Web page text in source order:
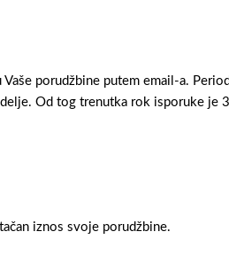
porudžbine putem email-a.
Od tog trenutka rok isporuke je 3
iznos svoje porudžbine.